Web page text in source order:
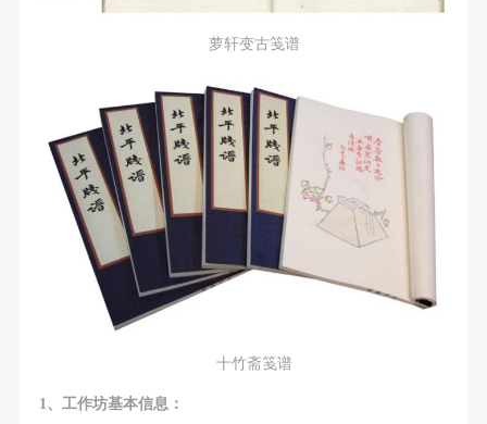
萝轩变古笺谱
十竹斋笺谱
1、工作坊基本信息：
负的原则。但活动有风险，参加者应有必要的风险意
参加本次活动者必须遵守中华人民共和国的相关法
律、法规，必须遵循道德和社会公德规范，并应该具
备以人为本、团结友爱、互相帮助和助人为乐的良好
品质。
第三条
参加本次活动人员应该是成年人（具有完全民事行为
能力的人，18周岁以上）未成年人必须在成年人的陪
同下参观。
参加活动者在此次活动期间的人身安全责任自负。鼓
励参加者自行购买人身安全保险。活动中一旦出现事
负的原则。但活动有风险，参加者应有必要的风险意
参加本次活动者必须遵守中华人民共和国的相关法
律、法规，必须遵循道德和社会公德规范，并应该具
备以人为本、团结友爱、互相帮助和助人为乐的良好
品质。
第三条
参加本次活动人员应该是成年人（具有完全民事行为
能力的人，18周岁以上）未成年人必须在成年人的陪
同下参观。
参加活动者在此次活动期间的人身安全责任自负。鼓
励参加者自行购买人身安全保险。活动中一旦出现事
负的原则。但活动有风险，参加者应有必要的风险意
参加本次活动者必须遵守中华人民共和国的相关法
律、法规，必须遵循道德和社会公德规范，并应该具
备以人为本、团结友爱、互相帮助和助人为乐的良好
品质。
第三条
参加本次活动人员应该是成年人（具有完全民事行为
能力的人，18周岁以上）未成年人必须在成年人的陪
同下参观。
参加活动者在此次活动期间的人身安全责任自负。鼓
励参加者自行购买人身安全保险。活动中一旦出现事